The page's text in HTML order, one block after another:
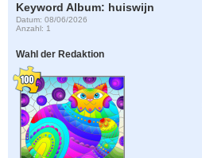
Keyword Album: huiswijn
Datum: 08/06/2026
Anzahl: 1
Wahl der Redaktion